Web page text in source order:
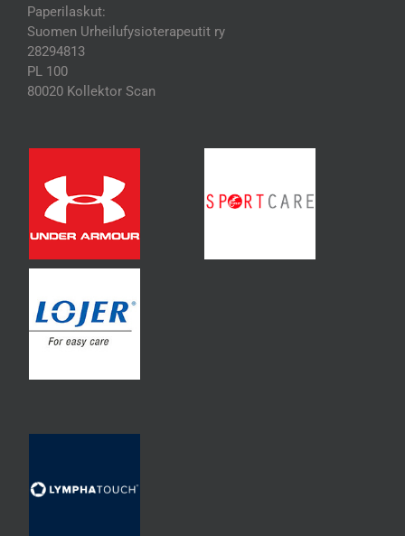
Paperilaskut:
Suomen Urheilufysioterapeutit ry
28294813
PL 100
80020 Kollektor Scan